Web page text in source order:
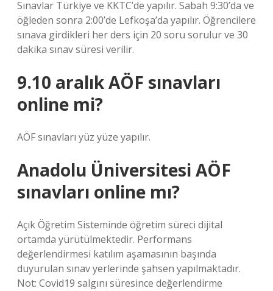
Sınavlar Türkiye ve KKTC’de yapılır. Sabah 9:30’da ve
öğleden sonra 2:00’de Lefkoşa’da yapılır. Öğrencilere
sınava girdikleri her ders için 20 soru sorulur ve 30
dakika sınav süresi verilir.
9.10 aralık AÖF sınavları
online mi?
AÖF sınavları yüz yüze yapılır.
Anadolu Üniversitesi AÖF
sınavları online mı?
Açık Öğretim Sisteminde öğretim süreci dijital
ortamda yürütülmektedir. Performans
değerlendirmesi katılım aşamasının başında
duyurulan sınav yerlerinde şahsen yapılmaktadır.
Not: Covid19 salgını süresince değerlendirme